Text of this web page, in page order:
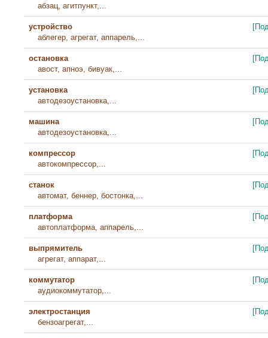
абзац, агитпункт,...
устройство
аблегер, агрегат, аппарель,...
остановка
авост, апноэ, бивуак,...
установка
автодезоустановка,...
машина
автодезоустановка,...
компрессор
автокомпрессор,...
станок
автомат, беннер, бостонка,...
платформа
автоплатформа, аппарель,...
выпрямитель
агрегат, аппарат,...
коммутатор
аудиокоммутатор,...
электростанция
бензоагрегат,...